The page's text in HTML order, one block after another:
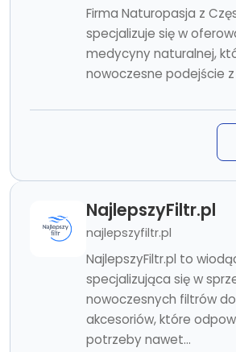
Firma Naturopasja z
specjalizuje się w
medycyny naturalnej,
nowoczesne podejście
NajlepszyFiltr.pl
najlepszyfiltr.pl
NajlepszyFiltr.pl to
specjalizująca się w
nowoczesnych filtrów
akcesoriów, które
potrzeby nawet...